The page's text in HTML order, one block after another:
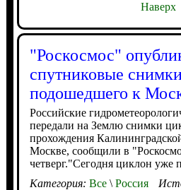
Наверх
"Роскосмос"
спутниковые
подошедшего к
Российские
передали на Землю снимки
прохождения
Москве, сообщили в
четверг."Сегодня циклон уже
Категория: Все\Россия